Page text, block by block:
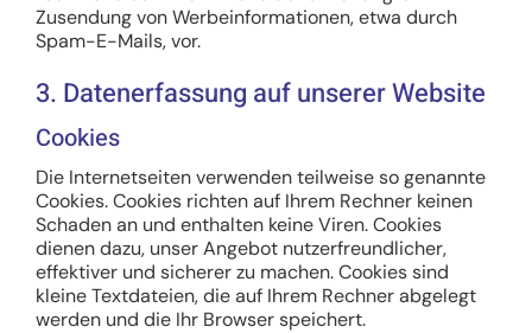
Zusendung von Werbeinformationen, etwa durch
Spam-E-Mails, vor.
3. Datenerfassung auf unserer Website
Cookies
Die Internetseiten verwenden teilweise so genannte
Cookies. Cookies richten auf Ihrem Rechner keinen
Schaden an und enthalten keine Viren. Cookies
dienen dazu, unser Angebot nutzerfreundlicher,
effektiver und sicherer zu machen. Cookies sind
kleine Textdateien, die auf Ihrem Rechner abgelegt
werden und die Ihr Browser speichert.